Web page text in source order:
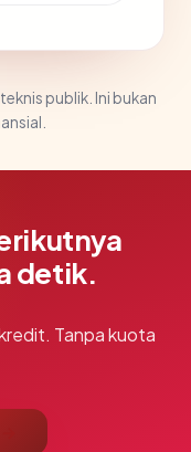
publik. Ini bukan
detik.
Tanpa kuota